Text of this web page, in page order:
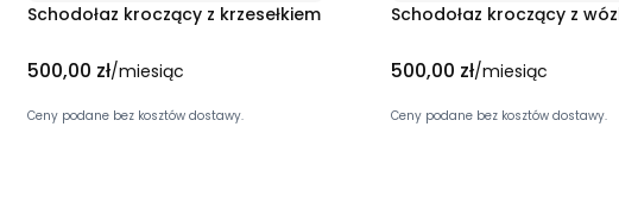
Schodołaz kroczący z krzesełkiem
Cena
500,00 zł/miesiąc
Ceny podane bez kosztów dostawy.
Schodołaz kroczący z
Cena
500,00 zł/miesiąc
Ceny podane bez kosztów dostawy.